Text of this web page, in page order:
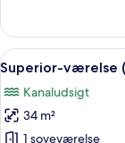
værelse
Indlæs
alle
billeder
af
11
Superior-værelse
Kanaludsigt
34 m²
1 soveværelse